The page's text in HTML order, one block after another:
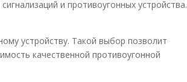
и противоугонных устройства.
устройству. Такой выбор позволит
качественной противоугонной